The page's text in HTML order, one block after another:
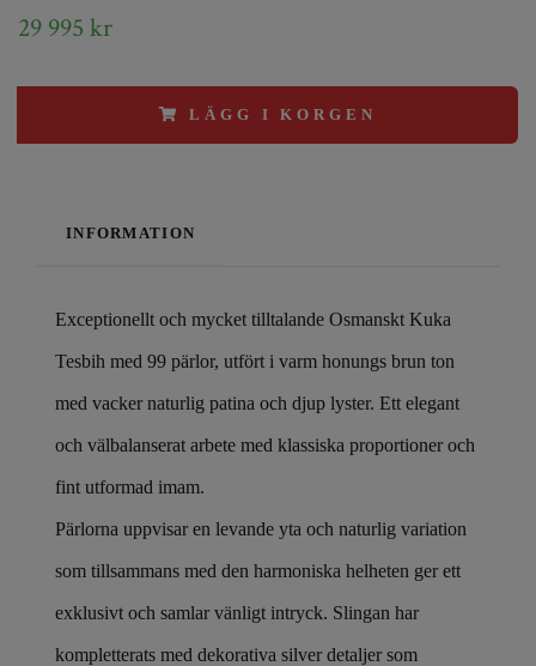
29 995 kr
LÄGG I KORGEN
INFORMATION
Exceptionellt och mycket tilltalande Osmanskt Kuka
Tesbih med 99 pärlor, utfört i varm honungs brun ton
med vacker naturlig patina och djup lyster. Ett elegant
och välbalanserat arbete med klassiska proportioner och
fint utformad imam.
Pärlorna uppvisar en levande yta och naturlig variation
som tillsammans med den harmoniska helheten ger ett
exklusivt och samlar vänligt intryck. Slingan har
kompletterats med dekorativa silver detaljer som